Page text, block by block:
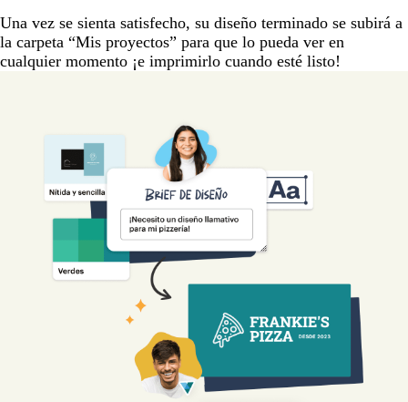
Una vez se sienta satisfecho, su diseño terminado se subirá a
la carpeta “Mis proyectos” para que lo pueda ver en
cualquier momento ¡e imprimirlo cuando esté listo!